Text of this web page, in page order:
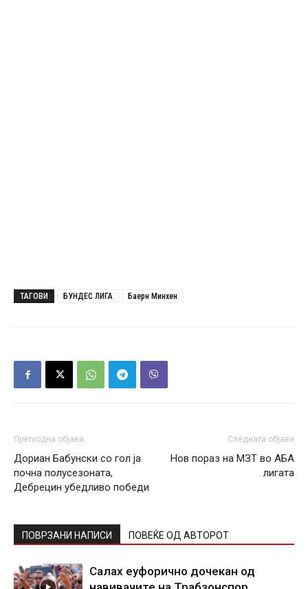
ТАГОВИ БУНДЕС ЛИГА Баерн Минхен
Претходна објава
Дориан Бабунски со гол ја
почна полусезоната,
Дебрецин убедливо победи
Следната објава
Нов пораз на МЗТ во АБА
лигата
ПОВРЗАНИ НАПИСИ ПОВЕЌЕ ОД АВТОРОТ
Салах еуфорично дочекан од